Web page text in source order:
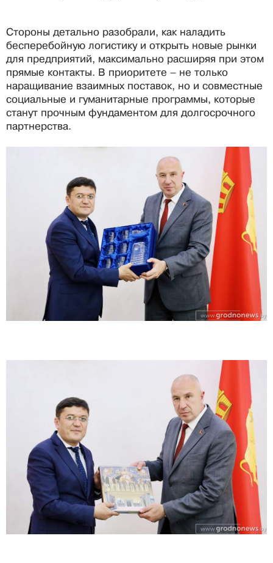
Стороны детально разобрали, как наладить
бесперебойную логистику и открыть новые рынки
для предприятий, максимально расширяя при этом
прямые контакты. В приоритете – не только
наращивание взаимных поставок, но и совместные
социальные и гуманитарные программы, которые
станут прочным фундаментом для долгосрочного
партнерства.